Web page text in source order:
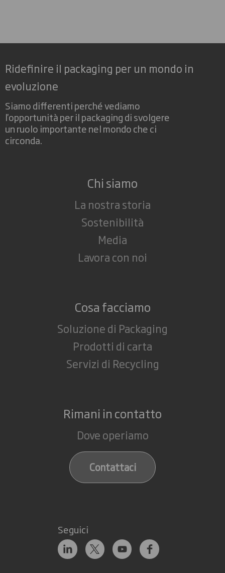
Ridefinire il packaging per un mondo in
evoluzione
Siamo differenti perché vediamo
l'opportunità per il packaging di svolgere
un ruolo importante nel mondo che ci
circonda.
Chi siamo
La nostra storia
Sostenibilità
Media
Lavora con noi
Cosa facciamo
Soluzione di Packaging
Prodotti di carta
Servizi di Recycling
Rimani in contatto
Dove operiamo
Contattaci
Seguici